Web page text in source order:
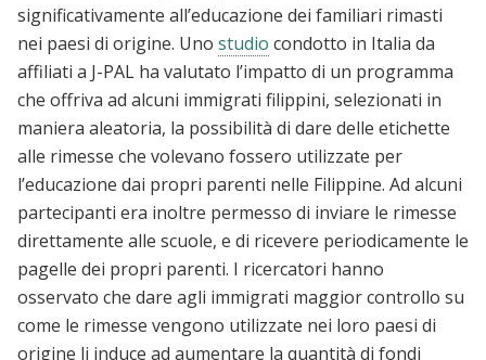
significativamente all’educazione dei familiari rimasti
nei paesi di origine. Uno studio condotto in Italia da
affiliati a J-PAL ha valutato l’impatto di un programma
che offriva ad alcuni immigrati filippini, selezionati in
maniera aleatoria, la possibilità di dare delle etichette
alle rimesse che volevano fossero utilizzate per
l’educazione dai propri parenti nelle Filippine. Ad alcuni
partecipanti era inoltre permesso di inviare le rimesse
direttamente alle scuole, e di ricevere periodicamente le
pagelle dei propri parenti. I ricercatori hanno
osservato che dare agli immigrati maggior controllo su
come le rimesse vengono utilizzate nei loro paesi di
origine li induce ad aumentare la quantità di fondi